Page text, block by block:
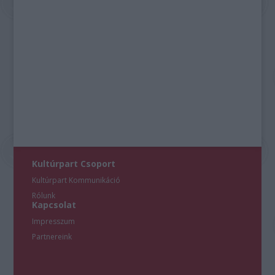
Kultúrpart Csoport
Kultúrpart Kommunikáció
Rólunk
Kapcsolat
Impresszum
Partnereink